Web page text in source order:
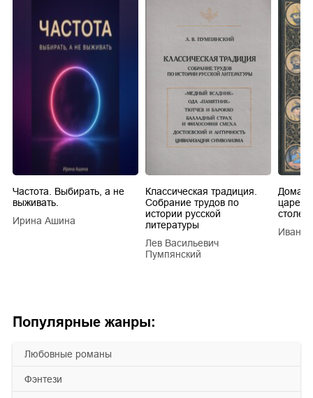
Популярные жанры:
любовные романы
фэнтези
Частота. Выбирать, а не
выживать.
Ирина Ашина
Классическая традиция.
Собрание трудов по
истории русской
литературы
Лев Васильевич
Пумпянский
царей
Иван